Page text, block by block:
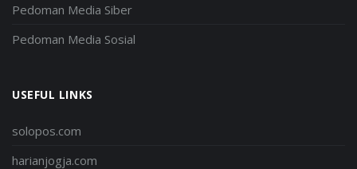
Pedoman Media Siber
Pedoman Media Sosial
USEFUL LINKS
solopos.com
harianjogja.com